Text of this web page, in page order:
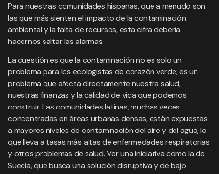
Para nuestras comunidades hispanas, que a menudo son
las que más sienten el impacto de la contaminación
ambiental y la falta de recursos, esta cifra debería
hacernos saltar las alarmas.
La cuestión es que la contaminación no es solo un
problema para los ecologistas de corazón verde; es un
problema que afecta directamente nuestra salud,
nuestras finanzas y la calidad de vida que podemos
construir. Las comunidades latinas, muchas veces
concentradas en áreas urbanas densas, están expuestas
a mayores niveles de contaminación del aire y del agua, lo
que lleva a tasas más altas de enfermedades respiratorias
y otros problemas de salud. Ver una iniciativa como la de
Suecia, que busca una solución disruptiva y de bajo